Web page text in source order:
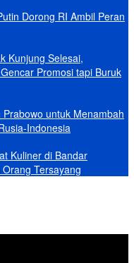
Dorong RI Ambil Peran
Kunjung Selesai,
Promosi tapi Buruk
untuk Menambah
Indonesia
Kuliner di Bandar
Tersayang